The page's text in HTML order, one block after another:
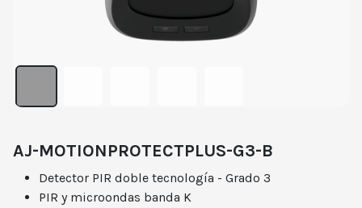
AJ-MOTIONPROTECTPLUS-G3-B
Detector PIR doble tecnología - Grado 3
PIR y microondas banda K